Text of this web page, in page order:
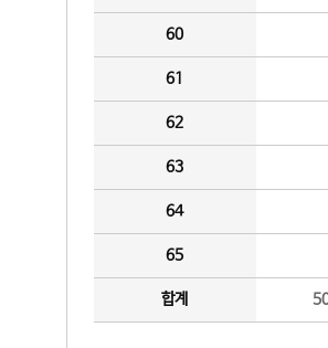
60
61
62
63
64
65
합계